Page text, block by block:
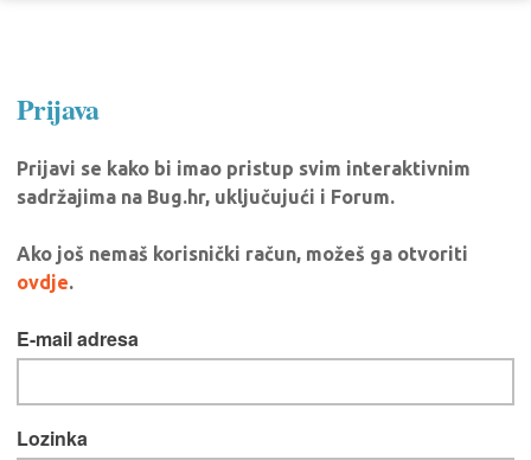
Prijava
Prijavi se kako bi imao pristup svim interaktivnim
sadržajima na Bug.hr, uključujući i Forum.
Ako još nemaš korisnički račun, možeš ga otvoriti
ovdje.
E-mail adresa
Lozinka